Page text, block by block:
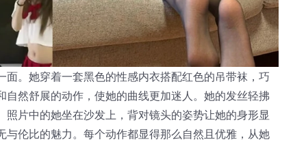
。她穿着一套黑色的性感内衣搭配红色的吊带袜，巧
然舒展的动作，使她的曲线更加迷人。她的发丝轻拂
片中的她坐在沙发上，背对镜头的姿势让她的身形显
伦比的魅力。每个动作都显得那么自然且优雅，从她